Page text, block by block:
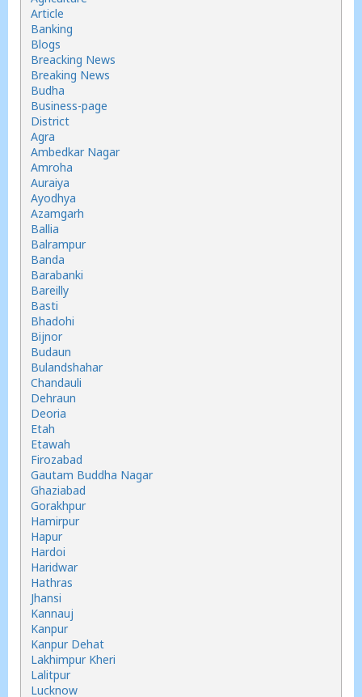
Article
Banking
Blogs
Breacking News
Breaking News
Budha
Business-page
District
Agra
Ambedkar Nagar
Amroha
Auraiya
Ayodhya
Azamgarh
Ballia
Balrampur
Banda
Barabanki
Bareilly
Basti
Bhadohi
Bijnor
Budaun
Bulandshahar
Chandauli
Dehraun
Deoria
Etah
Etawah
Firozabad
Gautam Buddha Nagar
Ghaziabad
Gorakhpur
Hamirpur
Hapur
Hardoi
Haridwar
Hathras
Jhansi
Kannauj
Kanpur
Kanpur Dehat
Lakhimpur Kheri
Lalitpur
Lucknow